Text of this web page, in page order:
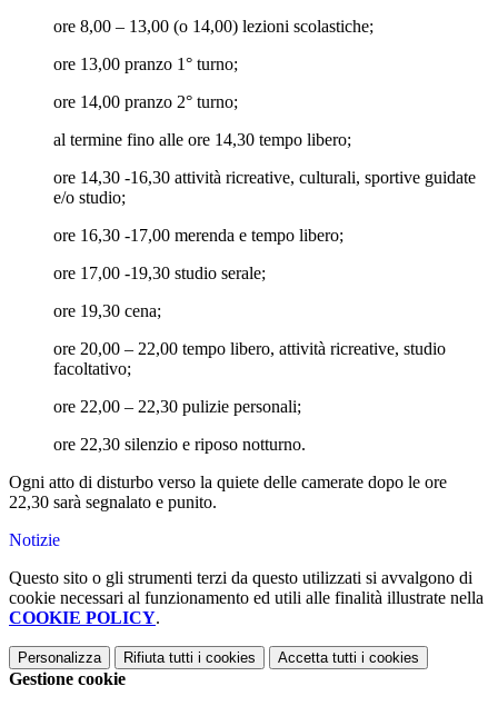
ore 8,00 – 13,00 (o 14,00) lezioni scolastiche;
ore 13,00 pranzo 1° turno;
ore 14,00 pranzo 2° turno;
al termine fino alle ore 14,30 tempo libero;
ore 14,30 -16,30 attività ricreative, culturali, sportive guidate
e/o studio;
ore 16,30 -17,00 merenda e tempo libero;
ore 17,00 -19,30 studio serale;
ore 19,30 cena;
ore 20,00 – 22,00 tempo libero, attività ricreative, studio
facoltativo;
ore 22,00 – 22,30 pulizie personali;
ore 22,30 silenzio e riposo notturno.
Ogni atto di disturbo verso la quiete delle camerate dopo le ore
22,30 sarà segnalato e punito.
Notizie
Questo sito o gli strumenti terzi da questo utilizzati si avvalgono di
cookie necessari al funzionamento ed utili alle finalità illustrate nella
COOKIE POLICY.
Personalizza Rifiuta tutti i cookies Accetta tutti i cookies
Gestione cookie